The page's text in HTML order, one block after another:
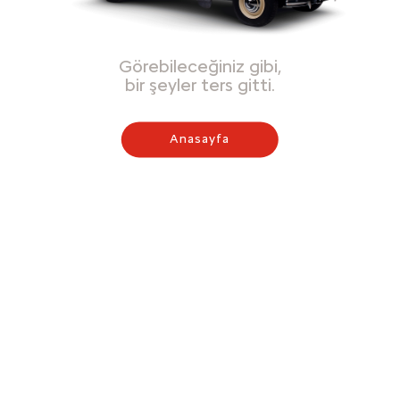
Görebileceğiniz gibi,
bir şeyler ters gitti.
Anasayfa